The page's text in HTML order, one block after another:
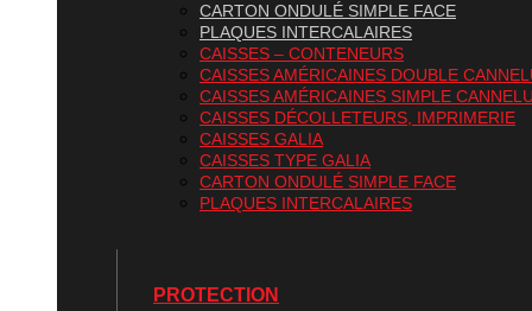
CARTON ONDULÉ SIMPLE FACE
PLAQUES INTERCALAIRES
CAISSES – CONTENEURS
CAISSES AMÉRICAINES DOUBLE
CAISSES AMÉRICAINES SIMPLE
CAISSES DÉCOLLETEURS, IMPRIMERIE
CAISSES GALIA
CAISSES TYPE GALIA
CARTON ONDULÉ SIMPLE FACE
PLAQUES INTERCALAIRES
PROTECTION